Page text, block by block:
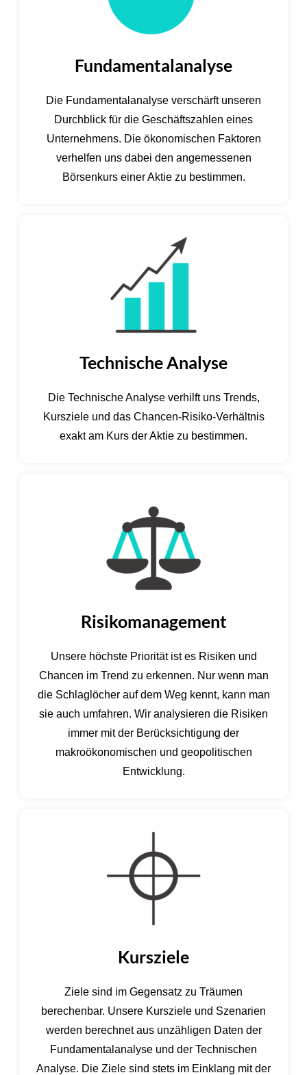
Fundamentalanalyse
Die Fundamentalanalyse verschärft unseren
Durchblick für die Geschäftszahlen eines
Unternehmens. Die ökonomischen Faktoren
verhelfen uns dabei den angemessenen
Börsenkurs einer Aktie zu bestimmen.
Technische Analyse
Die Technische Analyse verhilft uns Trends,
Kursziele und das Chancen-Risiko-Verhältnis
exakt am Kurs der Aktie zu bestimmen.
Risikomanagement
Unsere höchste Priorität ist es Risiken und
Chancen im Trend zu erkennen. Nur wenn man
die Schlaglöcher auf dem Weg kennt, kann man
sie auch umfahren. Wir analysieren die Risiken
immer mit der Berücksichtigung der
makroökonomischen und geopolitischen
Entwicklung.
Kursziele
Ziele sind im Gegensatz zu Träumen
berechenbar. Unsere Kursziele und Szenarien
werden berechnet aus unzähligen Daten der
Fundamentalanalyse und der Technischen
Analyse. Die Ziele sind stets im Einklang mit der